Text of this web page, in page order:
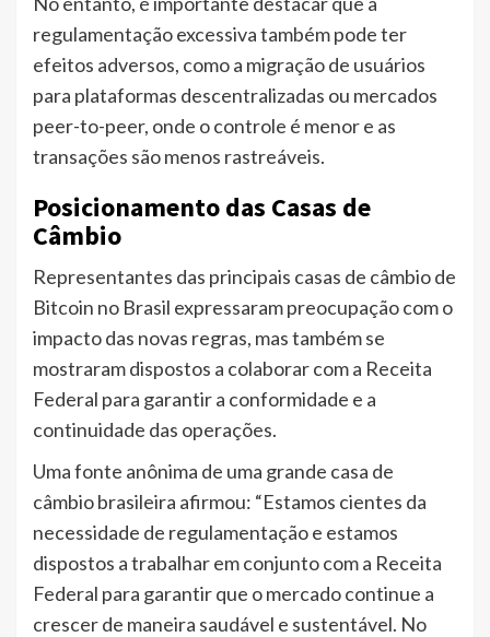
regulamentação excessiva também pode ter
efeitos adversos, como a migração de usuários
para plataformas descentralizadas ou mercados
peer-to-peer, onde o controle é menor e as
transações são menos rastreáveis.
Posicionamento das Casas de
Câmbio
Representantes das principais casas de câmbio de
Bitcoin no Brasil expressaram preocupação com o
impacto das novas regras, mas também se
mostraram dispostos a colaborar com a Receita
Federal para garantir a conformidade e a
continuidade das operações.
Uma fonte anônima de uma grande casa de
câmbio brasileira afirmou: “Estamos cientes da
necessidade de regulamentação e estamos
dispostos a trabalhar em conjunto com a Receita
Federal para garantir que o mercado continue a
crescer de maneira saudável e sustentável. No